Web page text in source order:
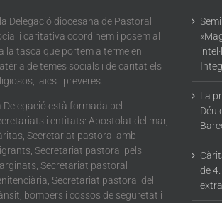
Delegació diocesana de Pastoral
i caritativa coordinem i posem al
la tasca que portem a terme en
de temes socials i de caritat els
laics i preveres.
Delegació està formada pel
i entitats: Apostolat del mar,
Secretariat pastoral amb
Secretariat pastoral pels
Secretariat pastoral
Secretariat pastoral del
bombers i cossos de seguretat i
La
Déu
de